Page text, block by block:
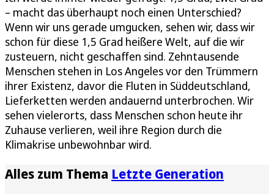
– macht das überhaupt noch einen Unterschied?
Wenn wir uns gerade umgucken, sehen wir, dass wir
schon für diese 1,5 Grad heißere Welt, auf die wir
zusteuern, nicht geschaffen sind. Zehntausende
Menschen stehen in Los Angeles vor den Trümmern
ihrer Existenz, davor die Fluten in Süddeutschland,
Lieferketten werden andauernd unterbrochen. Wir
sehen vielerorts, dass Menschen schon heute ihr
Zuhause verlieren, weil ihre Region durch die
Klimakrise unbewohnbar wird.
Alles zum Thema Letzte Generation